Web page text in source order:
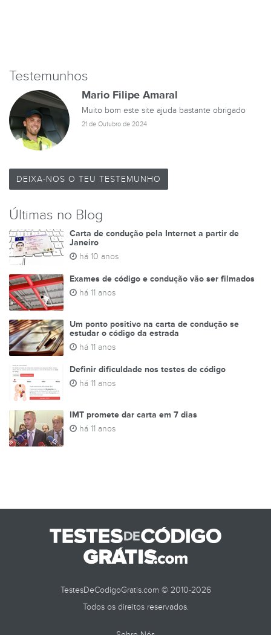
Testemunhos
Mario Filipe Amaral
Muito bom este site ajuda bastante obrigado
21 de Outubro de 2024
DEIXA-NOS O TEU TESTEMUNHO
Últimas no Blog
Carta de condução pela Internet a partir de
Janeiro
há 10 anos
Exames de código e condução vão ser filmados
há 11 anos
Um ponto positivo na carta de condução se
estudar o código da estrada
há 11 anos
Definir dificuldade nos testes de código
há 11 anos
IMT promete dar carta em 7 dias
há 11 anos
TestesDeCodigoGratis.com © 2010-2026
Todos os direitos reservados.